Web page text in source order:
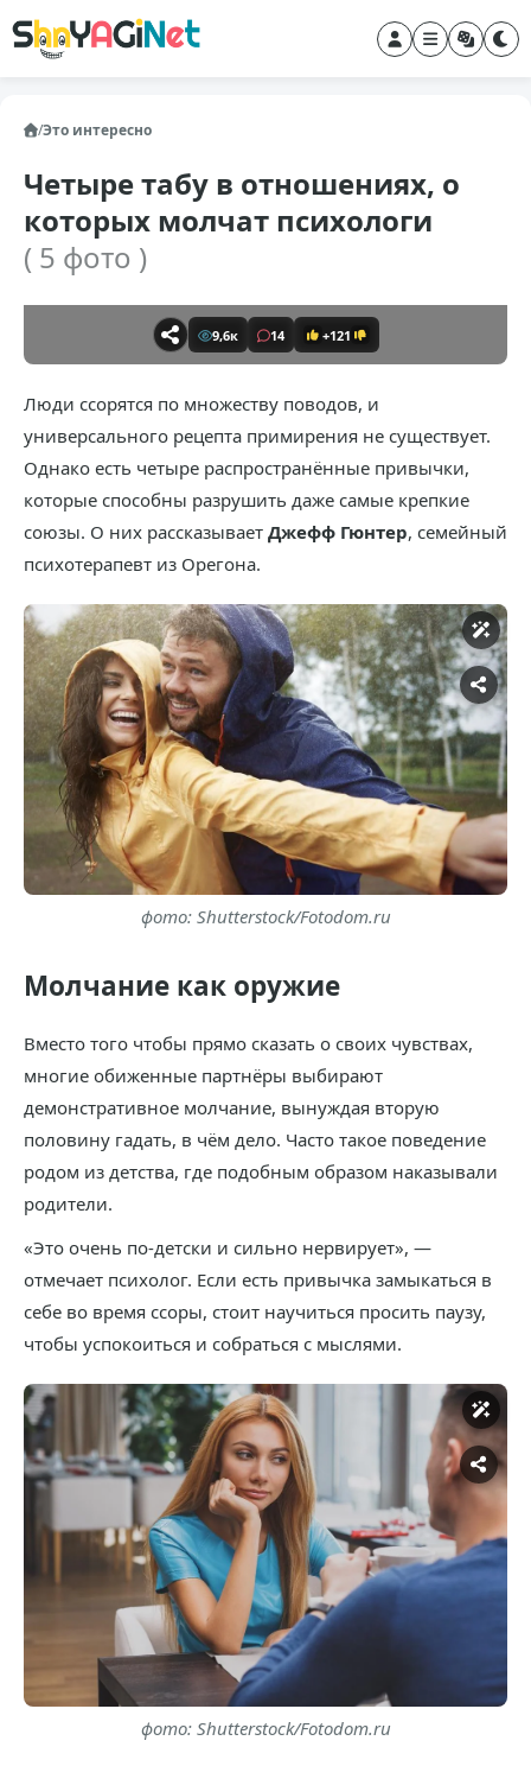
/Это интересно
Четыре табу в отношениях, о
которых молчат психологи
( 5 фото )
9,6к 14 +121
Люди ссорятся по множеству поводов, и
универсального рецепта примирения не существует.
Однако есть четыре распространённые привычки,
которые способны разрушить даже самые крепкие
союзы. О них рассказывает Джефф Гюнтер, семейный
психотерапевт из Орегона.
фото: Shutterstock/Fotodom.ru
Молчание как оружие
Вместо того чтобы прямо сказать о своих чувствах,
многие обиженные партнёры выбирают
демонстративное молчание, вынуждая вторую
половину гадать, в чём дело. Часто такое поведение
родом из детства, где подобным образом наказывали
родители.
«Это очень по-детски и сильно нервирует», —
отмечает психолог. Если есть привычка замыкаться в
себе во время ссоры, стоит научиться просить паузу,
чтобы успокоиться и собраться с мыслями.
фото: Shutterstock/Fotodom.ru